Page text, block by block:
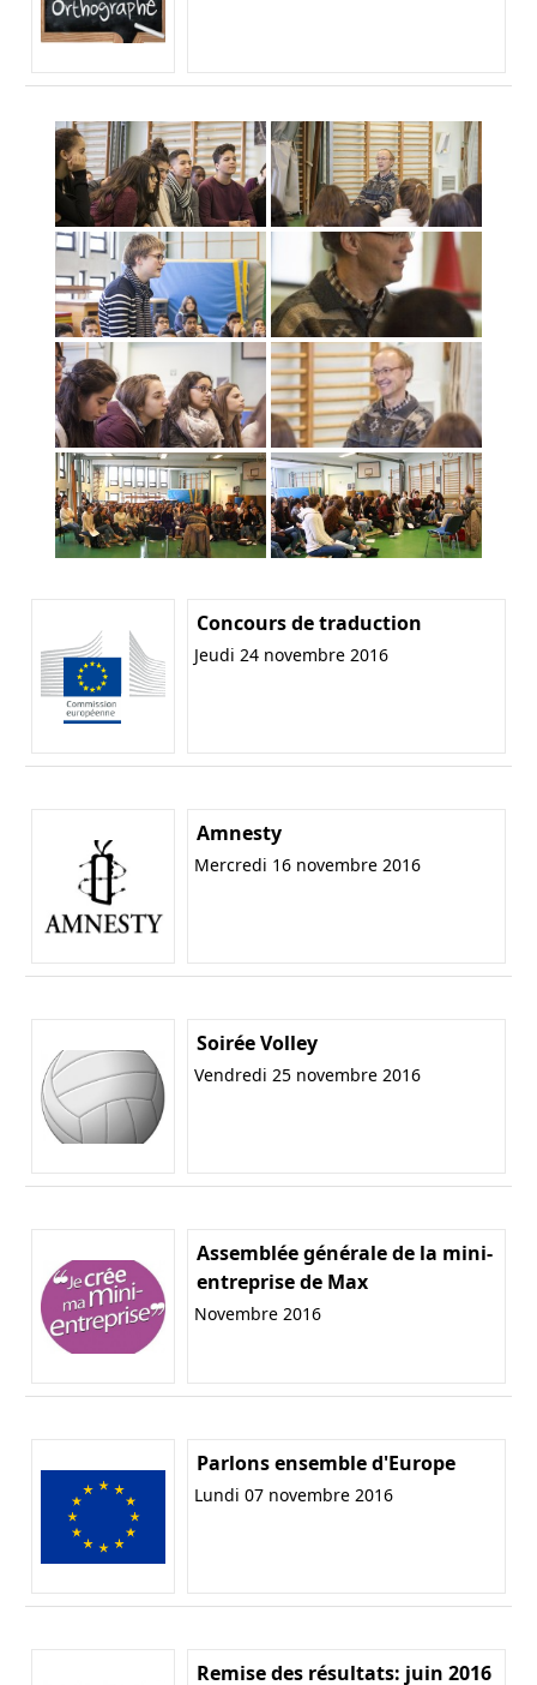
Concours de traduction
Jeudi 24 novembre 2016
Amnesty
Mercredi 16 novembre 2016
Soirée Volley
Vendredi 25 novembre 2016
Assemblée générale de la mini-
entreprise de Max
Novembre 2016
Parlons ensemble d'Europe
Lundi 07 novembre 2016
Remise des résultats: juin 2016